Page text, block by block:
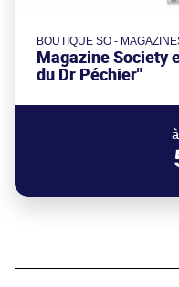
BOUTIQUE SO -
Magazine Society
du Dr Péchier"